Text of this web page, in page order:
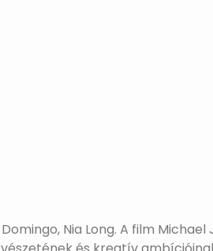
Nia Long. A film